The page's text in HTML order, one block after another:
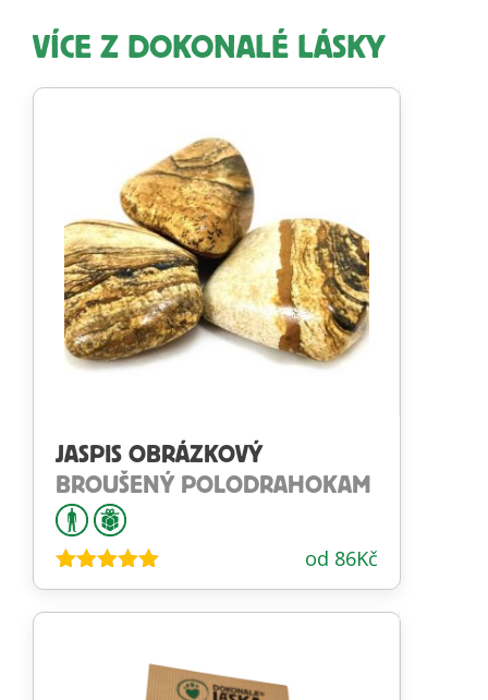
VÍCE Z DOKONALÉ LÁSKY
JASPIS OBRÁZKOVÝ
BROUŠENÝ POLODRAHOKAM
Hodnocení
od 86Kč